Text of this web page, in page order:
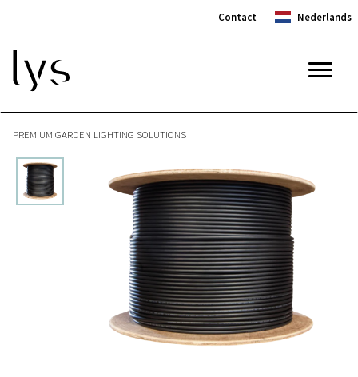
Contact Nederlands
Toggle
PREMIUM GARDEN LIGHTING SOLUTIONS